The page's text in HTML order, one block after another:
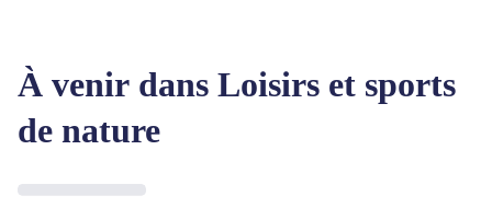
À venir dans Loisirs et sports
de nature